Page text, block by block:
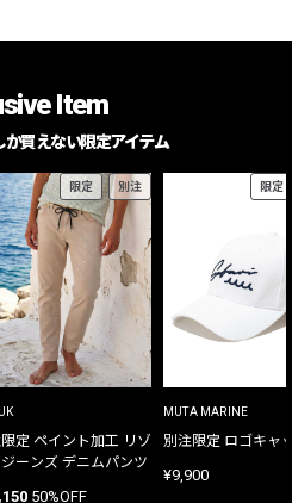
Item
買えない限定アイテム
限定 別注
定 ペイント加工 リゾ
ーンズ デニムパンツ
50%OFF
限定
MUTA MARINE
別注限定 ロゴキャ
¥9,900